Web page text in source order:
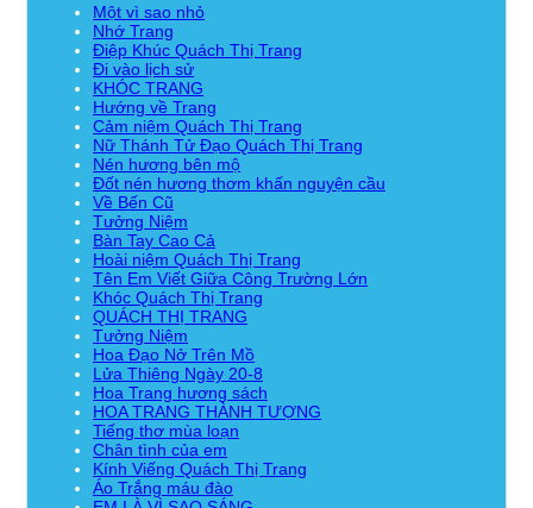
Một vì sao nhỏ
Nhớ Trang
Điệp Khúc Quách Thị Trang
Đi vào lịch sử
KHÓC TRANG
Hướng về Trang
Cảm niệm Quách Thị Trang
Nữ Thánh Tử Đạo Quách Thị Trang
Nén hương bên mộ
Đốt nén hương thơm khấn nguyện cầu
Về Bến Cũ
Tưởng Niệm
Bàn Tay Cao Cả
Hoài niệm Quách Thị Trang
Tên Em Viết Giữa Công Trường Lớn
Khóc Quách Thị Trang
QUÁCH THỊ TRANG
Tưởng Niệm
Hoa Đạo Nở Trên Mồ
Lửa Thiêng Ngày 20-8
Hoa Trang hương sách
HOA TRANG THÀNH TƯỢNG
Tiếng thơ mùa loạn
Chân tình của em
Kính Viếng Quách Thị Trang
Áo Trắng máu đào